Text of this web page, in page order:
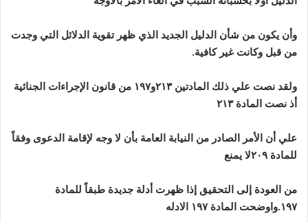
وأن يكون من شأن الدليل الجديد الذي ظهر تقوية الدلائل التي وجدت
من قبل وكانت غير كافية.
ولقد نصت علي ذلك المادتين ٢١٣و١٩٧ من قانون الإجراءات الجنائية
أذ نصت المادة ٢١٣
علي أن الأمر الصادر من النيابة العامة بأن لا وجه لإقامة الدعوى وفقاً
للمادة ٢٠٩لا يمنع
من العودة إلى التحقيق إذا ظهرت أدلة جديدة طبقاً للمادة
١٩٧.واوضحت المادة ١٩٧ الادله